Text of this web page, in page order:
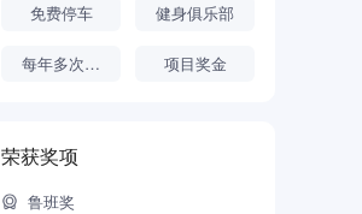
免费停车 健身俱乐部
每年多次调薪 项目奖金
荣获奖项
鲁班奖